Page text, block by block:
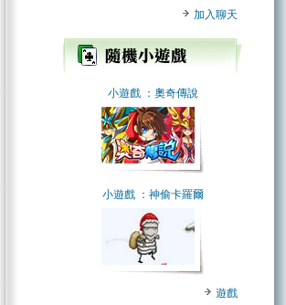
加入聊天
小遊戲 ：奧奇傳說
小遊戲 ：神偷卡羅爾
遊戲